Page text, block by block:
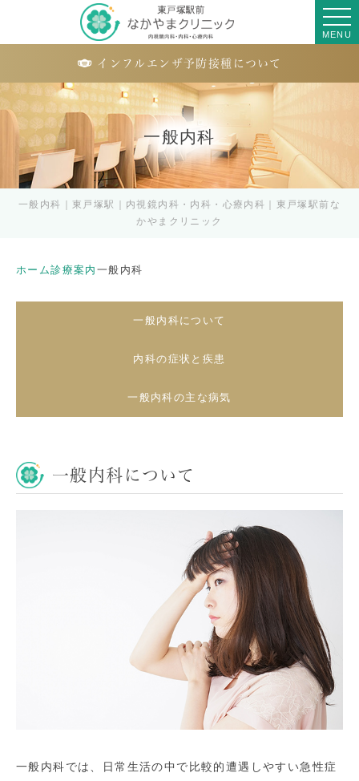
MENU
インフルエンザ予防接種について
一般内科
一般内科｜東戸塚駅｜内視鏡内科・内科・心療内科｜東戸塚駅前な
かやまクリニック
ホーム診療案内 一般内科
一般内科について
内科の症状と疾患
一般内科の主な病気
一般内科について
一般内科では、日常生活の中で比較的遭遇しやすい急性症